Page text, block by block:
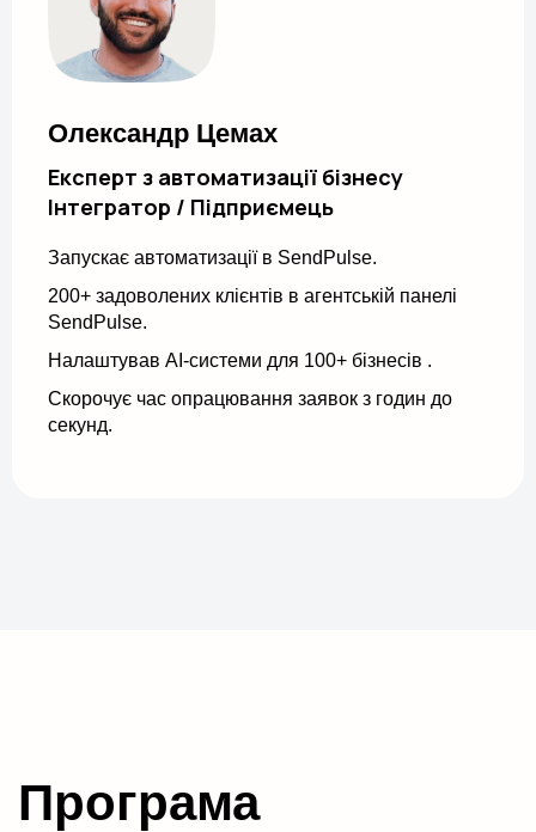
Олександр Цемах
Експерт з автоматизації бізнесу
Інтегратор / Підприємець
Запускає автоматизації в SendPulse.
200+ задоволених клієнтів в агентській панелі
SendPulse.
Налаштував AI-системи для 100+ бізнесів .
Скорочує час опрацювання заявок з годин до
секунд.
Програма